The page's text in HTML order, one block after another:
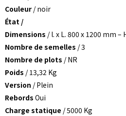
Couleur / noir
État /
Dimensions / l. x L. 800 x 1200 mm
Nombre de semelles / 3
Nombre de plots / NR
Poids / 13,32 Kg
Version / Plein
Rebords Oui
Charge statique / 5000 Kg